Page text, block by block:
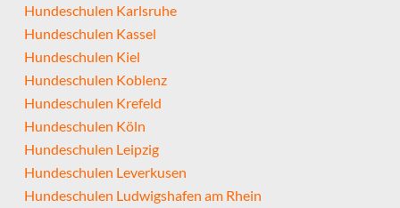
Hundeschulen Karlsruhe
Hundeschulen Kassel
Hundeschulen Kiel
Hundeschulen Koblenz
Hundeschulen Krefeld
Hundeschulen Köln
Hundeschulen Leipzig
Hundeschulen Leverkusen
Hundeschulen Ludwigshafen am Rhein